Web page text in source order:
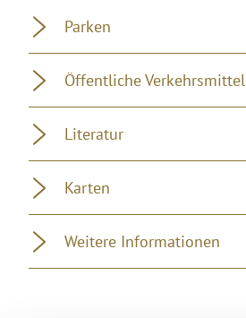
Parken
Öffentliche Verkehrsmittel
Literatur
Karten
Weitere Informationen